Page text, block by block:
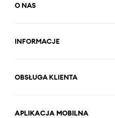
O NAS
INFORMACJE
OBSŁUGA KLIENTA
APLIKACJA MOBILNA